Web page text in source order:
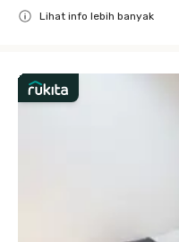
Lihat info lebih banyak